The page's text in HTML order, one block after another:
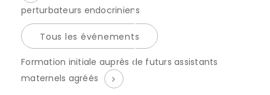
É
v
perturbateurs endocriniens
Tous les événements
Formation initiale auprès de futurs assistants
maternels agréés